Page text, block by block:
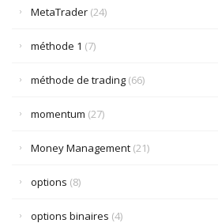
MetaTrader (24)
méthode 1 (7)
méthode de trading (66)
momentum (27)
Money Management (21)
options (8)
options binaires (4)